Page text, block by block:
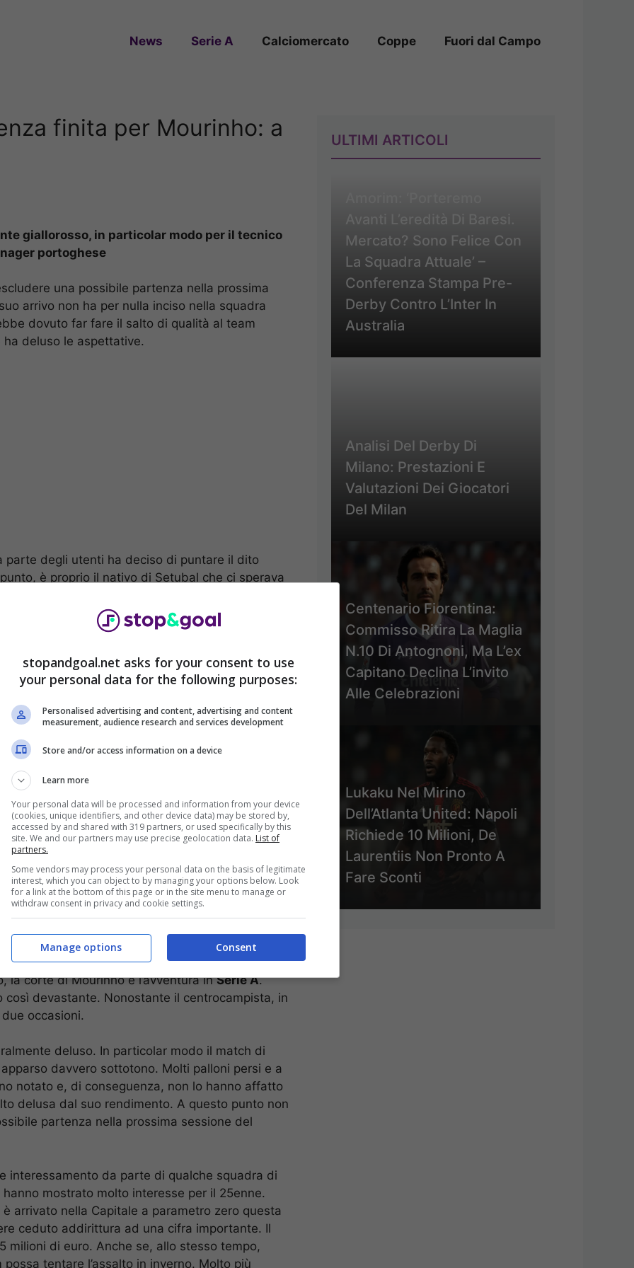
News Serie A Calciomercato Coppe Fuori dal Campo
finita per Mourinho: a
giallorosso, in particolar modo per il tecnico
portoghese
una possibile partenza nella prossima
arrivo non ha per nulla inciso nella squadra
dovuto far fare il salto di qualità al team
ha deluso le aspettative.
parte degli utenti ha deciso di puntare il dito
è proprio il nativo di Setubal che ci sperava
anno, proprio alla società giallorossa. Ed
è arrivato. Addirittura a parametro zero dai
ed inLigue 1si parlava un gran bene diHoussem
inciso: possibile cessione
la corte di Mourinho e l’avventura inSerie A.
devastante. Nonostante il centrocampista, in
occasioni.
deluso. In particolar modo il match di
davvero sottotono. Molti palloni persi e a
notato e, di conseguenza, non lo hanno affatto
delusa dal suo rendimento. A questo punto non
partenza nella prossima sessione del
interessamento da parte di qualche squadra di
mostrato molto interesse per il 25enne.
arrivato nella Capitale a parametro zero questa
ceduto addirittura ad una cifra importante. Il
milioni di euro. Anche se, allo stesso tempo,
tentare l’assalto in inverno. Molto più
ULTIMI ARTICOLI
Avanti L’eredità Di Baresi.
Mercato? Sono Felice Con
La Squadra Attuale’ –
Conferenza Stampa Pre-
Derby Contro L’Inter In
Australia
Analisi Del Derby Di
Milano: Prestazioni E
Valutazioni Dei Giocatori
Del Milan
Centenario Fiorentina:
Commisso Ritira La Maglia
N.10 Di Antognoni, Ma L’ex
Capitano Declina L’invito
Alle Celebrazioni
Lukaku Nel Mirino
Dell’Atlanta United: Napoli
Richiede 10 Milioni, De
Laurentiis Non Pronto A
Fare Sconti
stopandgoal.net asks for your consent to use
your personal data for the following purposes:
Personalised advertising and content, advertising and content
measurement, audience research and services development
Store and/or access information on a device
Learn more
Your personal data will be processed and information from your device
(cookies, unique identifiers, and other device data) may be stored by,
accessed by and shared with 319 partners, or used specifically by this
site. We and our partners may use precise geolocation data. List of
partners.
Some vendors may process your personal data on the basis of legitimate
interest, which you can object to by managing your options below. Look
for a link at the bottom of this page or in the site menu to manage or
withdraw consent in privacy and cookie settings.
Consent
Manage options